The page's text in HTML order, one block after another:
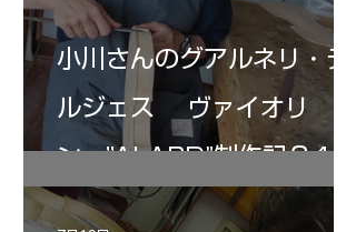
小川さんのグアルネリ・デ
ルジェス ヴァイオリ
ン ”ALARD"制作記３4